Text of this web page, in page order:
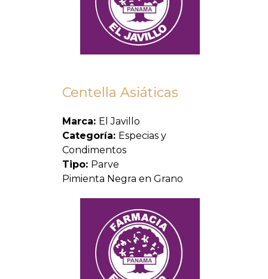
Centella Asiáticas
Marca: El Javillo
Categoría: Especias y
Condimentos
Tipo: Parve
Pimienta Negra en Grano